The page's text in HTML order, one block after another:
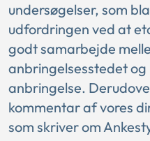
undersøgelser, som
udfordringen ved at
godt samarbejde
anbringelsesstedet og
anbringelse.
kommentar af vores
som skriver om